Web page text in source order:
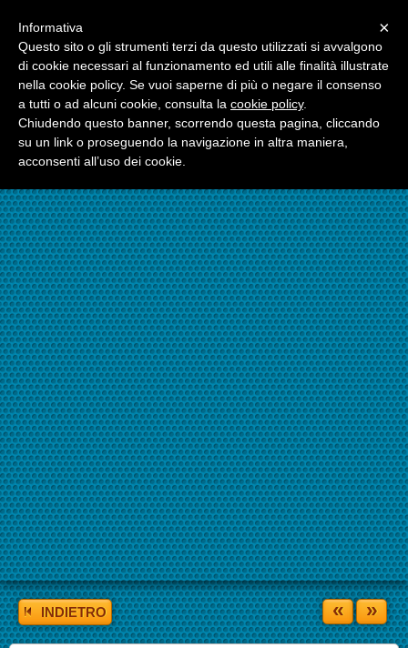
☎324.7403485
INDIETRO « »
×
Informativa
Questo sito o gli strumenti terzi da questo utilizzati si avvalgono
di cookie necessari al funzionamento ed utili alle finalità illustrate
nella cookie policy. Se vuoi saperne di più o negare il consenso
a tutti o ad alcuni cookie, consulta la cookie policy.
Chiudendo questo banner, scorrendo questa pagina, cliccando
su un link o proseguendo la navigazione in altra maniera,
acconsenti all’uso dei cookie.